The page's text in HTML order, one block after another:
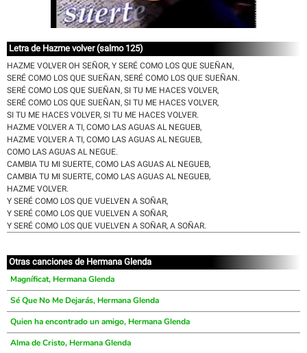
Letra de Hazme volver (salmo 125)
HAZME VOLVER OH SEÑOR, Y SERÉ COMO LOS QUE SUEÑAN,
SERÉ COMO LOS QUE SUEÑAN, SERÉ COMO LOS QUE SUEÑAN.
SERÉ COMO LOS QUE SUEÑAN, SI TU ME HACES VOLVER,
SERÉ COMO LOS QUE SUEÑAN, SI TU ME HACES VOLVER,
SI TU ME HACES VOLVER, SI TU ME HACES VOLVER.
HAZME VOLVER A TI, COMO LAS AGUAS AL NEGUEB,
HAZME VOLVER A TI, COMO LAS AGUAS AL NEGUEB,
COMO LAS AGUAS AL NEGUE.
CAMBIA TU MI SUERTE, COMO LAS AGUAS AL NEGUEB,
CAMBIA TU MI SUERTE, COMO LAS AGUAS AL NEGUEB,
HAZME VOLVER.
Y SERÉ COMO LOS QUE VUELVEN A SOÑAR,
Y SERÉ COMO LOS QUE VUELVEN A SOÑAR,
Y SERÉ COMO LOS QUE VUELVEN A SOÑAR, A SOÑAR.
Otras canciones de Hermana Glenda
Magníficat, Hermana Glenda
Sé Que No Me Dejarás, Hermana Glenda
Quien ha encontrado un amigo, Hermana Glenda
Alma de Cristo, Hermana Glenda